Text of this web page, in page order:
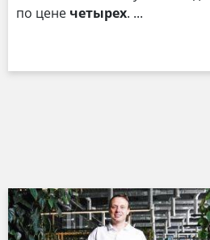
по цене четырех.